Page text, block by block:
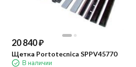
20 840₽
Щетка Portotecnica SPPV45770
В наличии